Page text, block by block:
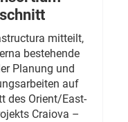
mitteilt,
bestehende
Planung und
auf
des Orient/East-
Craiova –